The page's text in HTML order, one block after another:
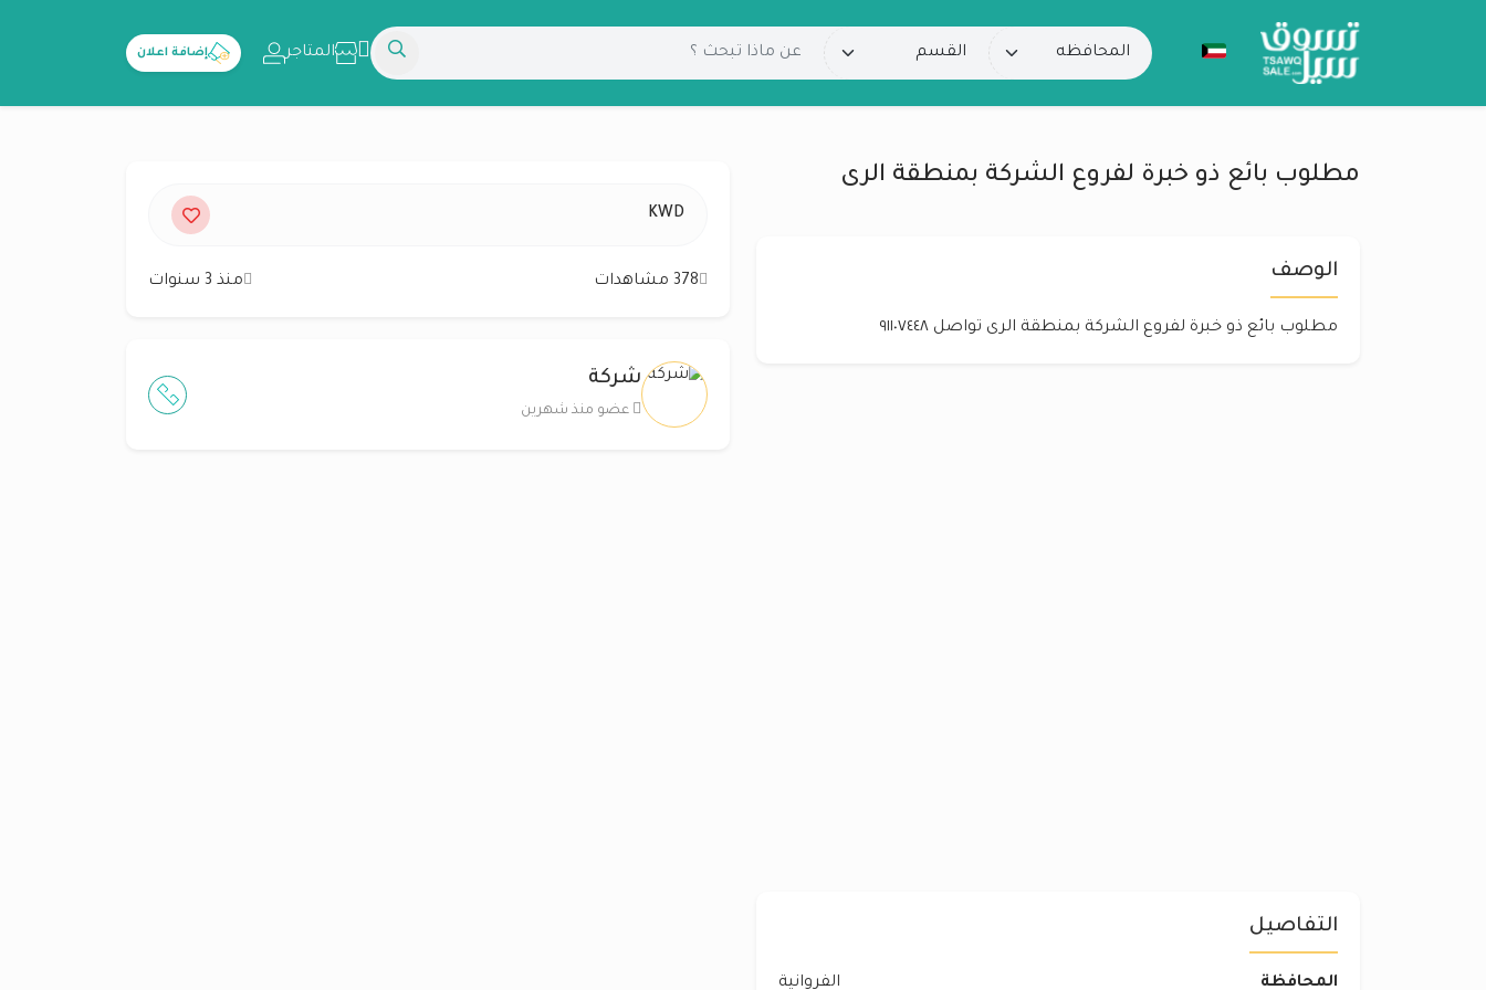
المتاجر إضافة اعلان
مطلوب بائع ذو خبرة لفروع الشركة بمنطقة الرى
الوصف
مطلوب بائع ذو خبرة لفروع الشركة بمنطقة الرى تواصل ٩١١٠٧٤٤٨
KWD
378 مشاهدات منذ 3 سنوات
شركة
عضو منذ شهرين
التفاصيل
المحافظة الفروانية